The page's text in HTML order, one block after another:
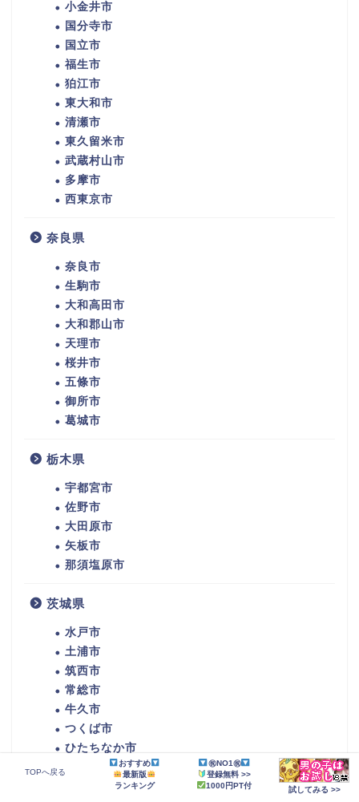
小金井市
国分寺市
国立市
福生市
狛江市
東大和市
清瀬市
東久留米市
武蔵村山市
多摩市
西東京市
奈良県
奈良市
生駒市
大和高田市
大和郡山市
天理市
桜井市
五條市
御所市
葛城市
栃木県
宇都宮市
佐野市
大田原市
矢板市
那須塩原市
茨城県
水戸市
土浦市
筑西市
常総市
牛久市
つくば市
ひたちなか市
TOPへ戻る
おすすめ
最新版
ランキング
㊗NO1㊗
登録無料 >>
1000円PT付
試してみる >>